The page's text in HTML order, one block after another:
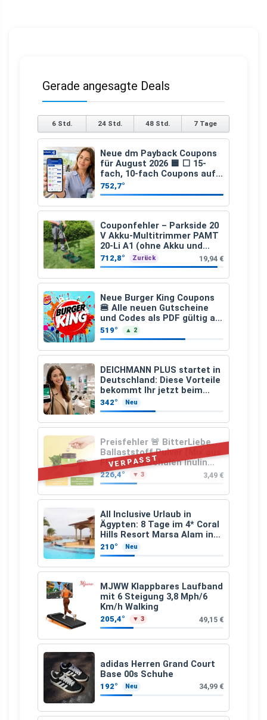
Gerade angesagte Deals
6 Std. 24 Std. 48 Std. 7 Tage
Neue dm Payback Coupons
für August 2026 🟦 ⬜ 15-
fach, 10-fach Coupons auf
den gesamten Einkauf ab 2
€
752,7°
Couponfehler – Parkside 20
V Akku-Multitrimmer PAMT
20-Li A1 (ohne Akku und
Ladegerät)
712,8° Zurück 19,94 €
Neue Burger King Coupons
🍔 Alle neuen Gutscheine
und Codes als PDF gültig ab
25.07.2026 bis 04.09.2026
519° ▲ 2
DEICHMANN PLUS startet in
Deutschland: Diese Vorteile
bekommt Ihr jetzt beim
Schuhkauf
342° Neu
VERPASST
Preisfehler 🚨 BitterLiebe
Ballaststoff Pulver (Mix aus
Flohsamenschalen Inulin
(Präbiotika) Leinsamen &
Apfelfaser)
226,4° ▼ 3 3,49 €
All Inclusive Urlaub in
Ägypten: 8 Tage im 4* Coral
Hills Resort Marsa Alam inkl.
Flüge ab 299 € p.P.
210° Neu
MJWW Klappbares Laufband
mit 6 Steigung 3,8 Mph/6
Km/h Walking
205,4° ▼ 3 49,15 €
adidas Herren Grand Court
Base 00s Schuhe
192° Neu 34,99 €